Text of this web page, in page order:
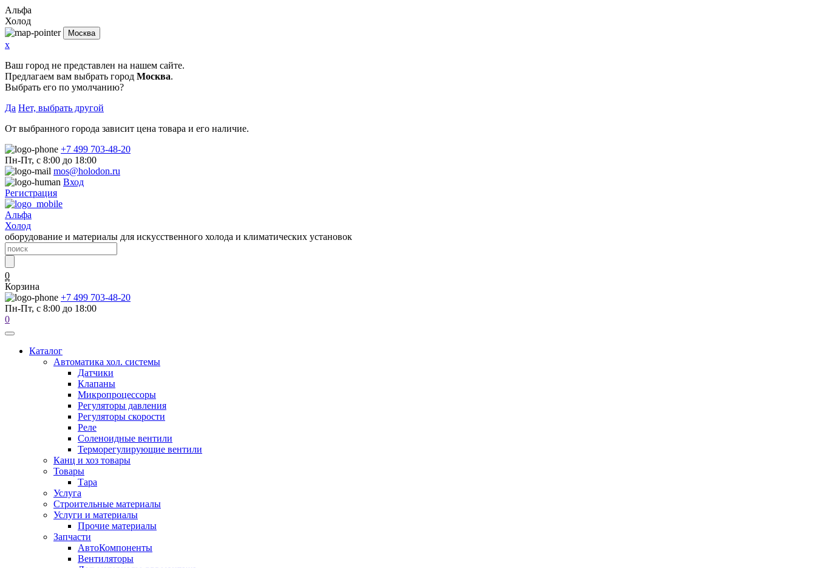
Альфа
Холод
Москва
x
Ваш город не представлен на нашем сайте.
Предлагаем вам выбрать город Москва.
Выбрать его по умолчанию?
Да Нет, выбрать другой
От выбранного города зависит цена товара и его наличие.
+7 499 703-48-20
Пн-Пт, с 8:00 до 18:00
mos@holodon.ru
Вход
Регистрация
Альфа
Холод
оборудование и материалы для искусственного холода и климатических установок
0
Корзина
+7 499 703-48-20
Пн-Пт, с 8:00 до 18:00
0
Каталог
Автоматика хол. системы
Датчики
Клапаны
Микропроцессоры
Регуляторы давления
Регуляторы скорости
Реле
Соленоидные вентили
Терморегулирующие вентили
Канц и хоз товары
Товары
Тара
Услуга
Строительные материалы
Услуги и материалы
Прочие материалы
Запчасти
АвтоКомпоненты
Вентиляторы